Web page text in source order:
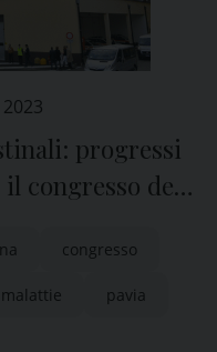
progressi
congresso del
congresso
malattie pavia